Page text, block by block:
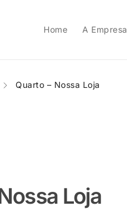
Home A Empresa
Quarto – Nossa Loja
Loja